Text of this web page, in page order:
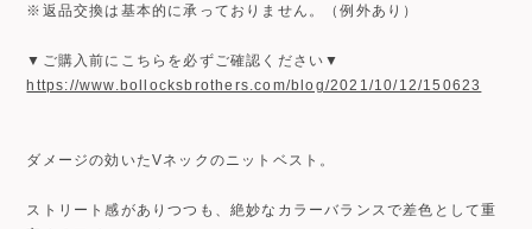
※返品交換は基本的に承っておりません。（例外あり）
▼ご購入前にこちらを必ずご確認ください▼
https://www.bollocksbrothers.com/blog/2021/10/12/150623
ダメージの効いたVネックのニットベスト。
ストリート感がありつつも、絶妙なカラーバランスで差色として重